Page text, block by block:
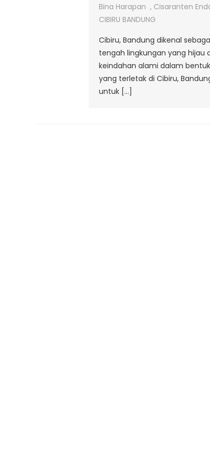
Bina Harapan , Cisaranten
CIBIRU BANDUNG
Cibiru, Bandung dikenal
tengah lingkungan yang hijau
keindahan alami dalam
yang terletak di Cibiru,
untuk […]